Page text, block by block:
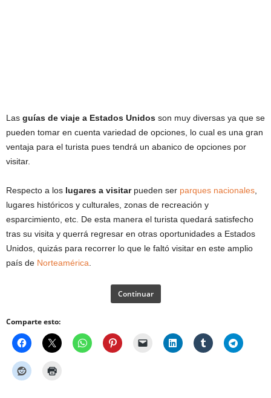
Las guías de viaje a Estados Unidos son muy diversas ya que se
pueden tomar en cuenta variedad de opciones, lo cual es una gran
ventaja para el turista pues tendrá un abanico de opciones por
visitar.
Respecto a los lugares a visitarpueden ser parques nacionales
lugares históricos y culturales, zonas de recreación y
esparcimiento, etc. De esta manera el turista quedará satisfecho
tras su visita y querrá regresar en otras oportunidades a Estados
Unidos, quizás para recorrer lo que le faltó visitar en este amplio
país de Norteamérica
Continuar
Comparte esto: